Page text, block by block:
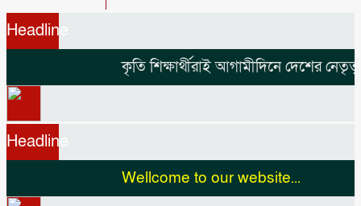
Headline
কৃতি শিক্ষার্থীরাই আগামীদিনে দেশের নেতৃত্ব
Headline
Wellcome to our website...